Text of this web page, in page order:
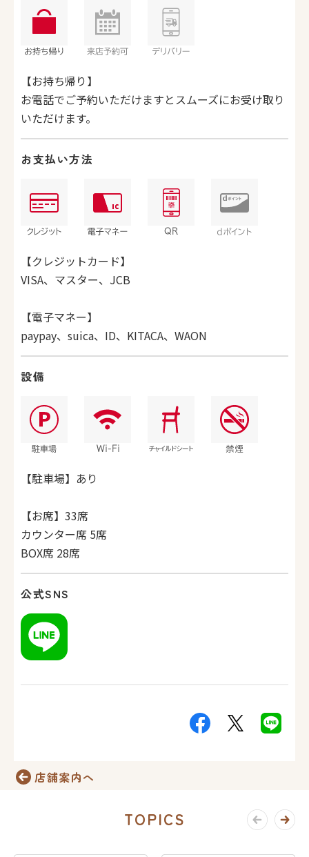
【お持ち帰り】
お電話でご予約いただけますとスムーズにお受け取り
いただけます。
お支払い方法
【クレジットカード】
VISA、マスター、JCB
【電子マネー】
paypay、suica、ID、KITACA、WAON
設備
【駐車場】あり
【お席】33席
カウンター席 5席
BOX席 28席
公式SNS
店舗案内へ
TOPICS